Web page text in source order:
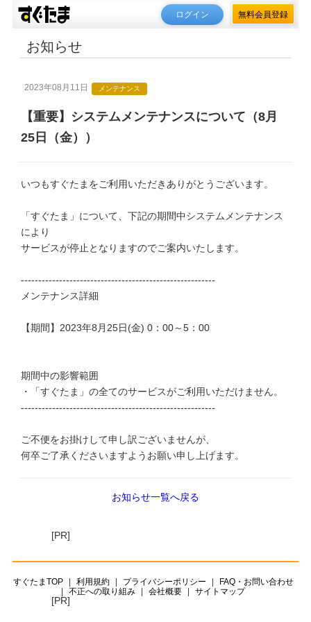
ログイン 無料会員登録
お知らせ
2023年08月11日 メンテナンス
【重要】システムメンテナンスについて（8月
25日（金））
いつもすぐたまをご利用いただきありがとうございます。
「すぐたま」について、下記の期間中システムメンテナンス
により
サービスが停止となりますのでご案内いたします。
--------------------------------------------------------
メンテナンス詳細
【期間】2023年8月25日(金) 0：00～5：00
期間中の影響範囲
・「すぐたま」の全てのサービスがご利用いただけません。
--------------------------------------------------------
ご不便をお掛けして申し訳ございませんが、
何卒ご了承くださいますようお願い申し上げます。
お知らせ一覧へ戻る
[PR]
すぐたまTOP 利用規約 プライバシーポリシー
FAQ・お問い合わせ
不正への取り組み
会社概要 サイトマップ
[PR]